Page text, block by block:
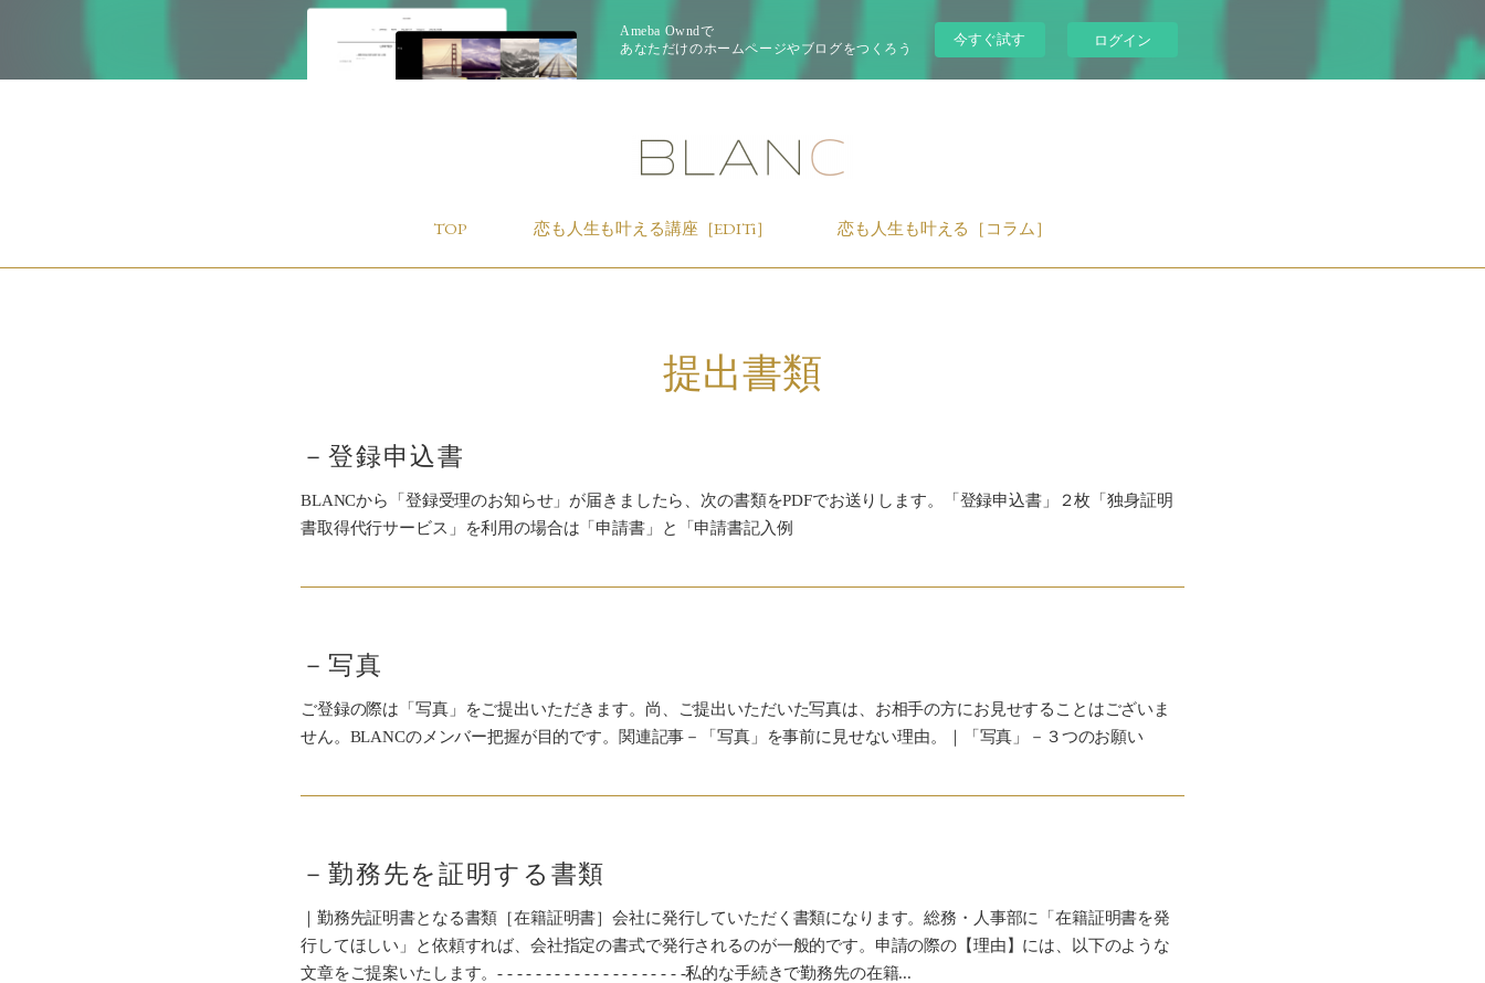
Ameba Owndで
あなただけのホームページやブログをつくろう
今すぐ試す ログイン
TOP 恋も人生も叶える講座［EDITi］ 恋も人生も叶える［コラム］
提出書類
－登録申込書
BLANCから「登録受理のお知らせ」が届きましたら、次の書類をPDFでお送りします。「登録申込書」２枚「独身証明
書取得代行サービス」を利用の場合は「申請書」と「申請書記入例
－写真
ご登録の際は「写真」をご提出いただきます。尚、ご提出いただいた写真は、お相手の方にお見せすることはございま
せん。BLANCのメンバー把握が目的です。関連記事－「写真」を事前に見せない理由。｜「写真」－３つのお願い
－勤務先を証明する書類
｜勤務先証明書となる書類［在籍証明書］会社に発行していただく書類になります。総務・人事部に「在籍証明書を発
行してほしい」と依頼すれば、会社指定の書式で発行されるのが一般的です。申請の際の【理由】には、以下のような
文章をご提案いたします。- - - - - - - - - - - - - - - - - - - -私的な手続きで勤務先の在籍...